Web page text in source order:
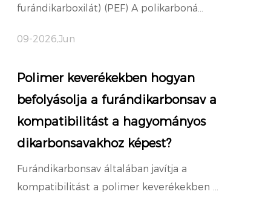
furándikarboxilát) (PEF) A polikarboná...
09-2026,Jun
Polimer keverékekben hogyan
befolyásolja a furándikarbonsav a
kompatibilitást a hagyományos
dikarbonsavakhoz képest?
Furándikarbonsav általában javítja a
kompatibilitást a polimer keverékekben ...